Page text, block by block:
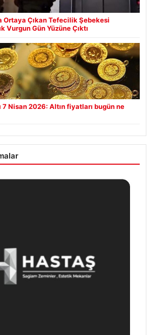
Çıkan Tefecilik Şebekesi
Vurgun Gün Yüzüne Çıktı
7 Nisan 2026: Altın fiyatları bugün ne